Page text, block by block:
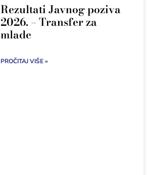
Rezultati Javnog poziva
2026. – Transfer za
mlade
PROČITAJ VIŠE »